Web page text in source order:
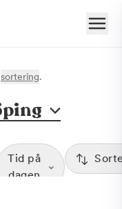
sortering.
Tid på
dagen